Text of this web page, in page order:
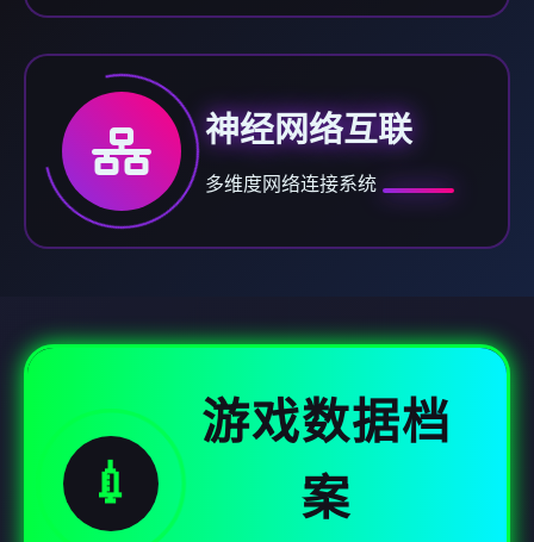
神经网络互联
多维度网络连接系统
💉
游戏数据档
案